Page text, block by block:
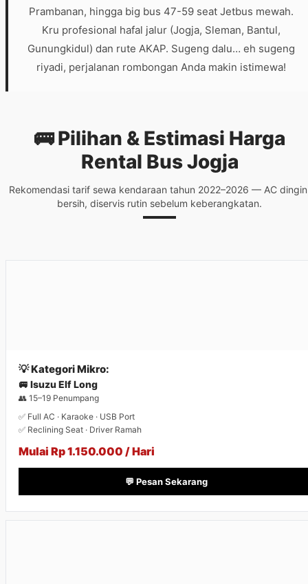
Prambanan, hingga big bus 47-59 seat Jetbus mewah.
Kru profesional hafal jalur (Jogja, Sleman, Bantul,
Gunungkidul) dan rute AKAP. Sugeng dalu… eh sugeng
riyadi, perjalanan rombongan Anda makin istimewa!
🚌 Pilihan & Estimasi Harga
Rental Bus Jogja
Rekomendasi tarif sewa kendaraan tahun 2022–2026 — AC
bersih, diservis rutin sebelum keberangkatan.
💡 Kategori Mikro:
🚐 Isuzu Elf Long
👥 15–19 Penumpang
✅ Full AC · Karaoke · USB Port
✅ Reclining Seat · Driver Ramah
Mulai Rp 1.150.000 / Hari
💬 Pesan Sekarang